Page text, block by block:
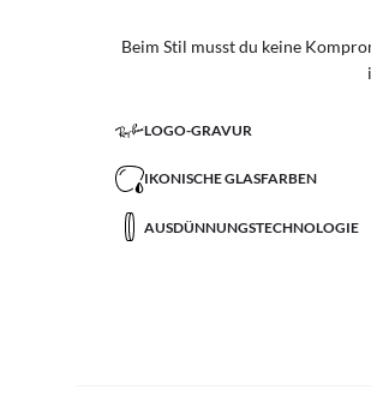
Beim Stil musst du keine
LOGO-GRAVUR
IKONISCHE GLASFARBEN
AUSDÜNNUNGSTECHNOLOGIE